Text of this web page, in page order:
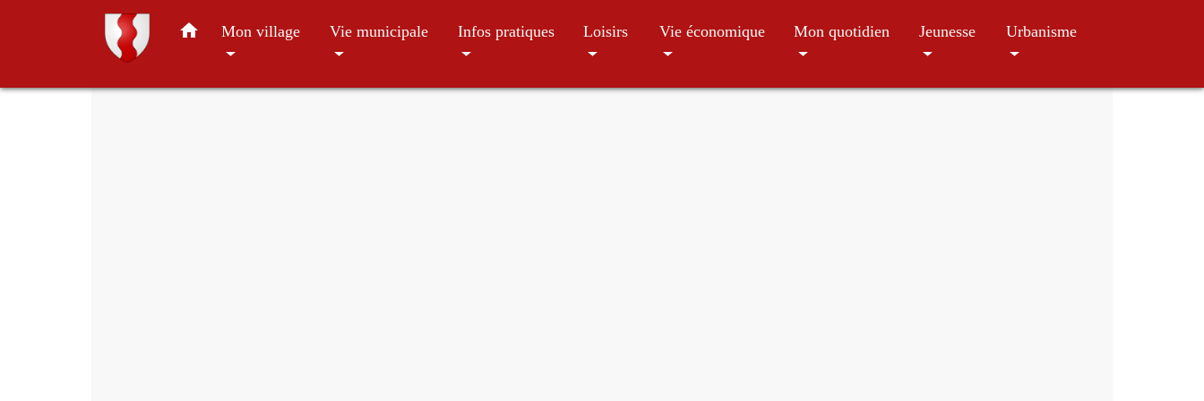
home Mon village Vie municipale Infos pratiques Loisirs Vie économique Mon quotidien Jeunesse Urbanisme